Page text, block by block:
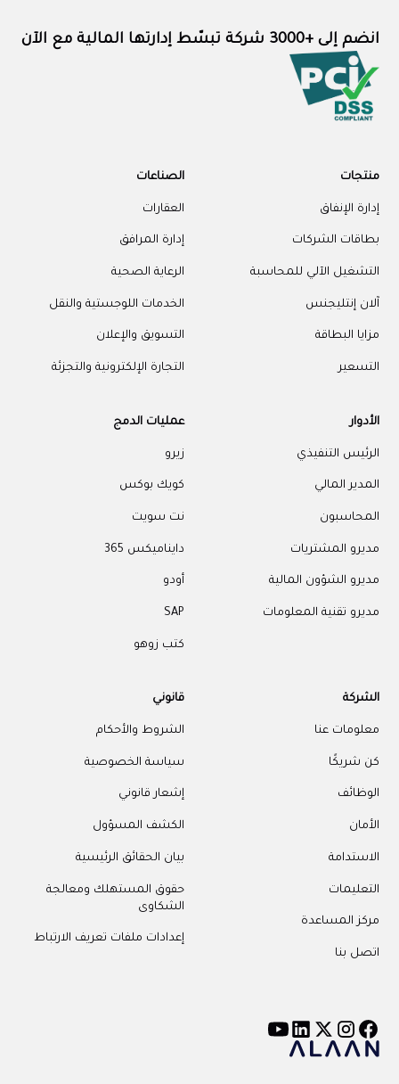
انضم إلى +3000 شركة تبسّط إدارتها المالية مع الآن
منتجات
إدارة الإنفاق
بطاقات الشركات
التشغيل الآلي للمحاسبة
آلان إنتليجنس
مزايا البطاقة
التسعير
الصناعات
العقارات
إدارة المرافق
الرعاية الصحية
الخدمات اللوجستية والنقل
التسويق والإعلان
التجارة الإلكترونية والتجزئة
الأدوار
الرئيس التنفيذي
المدير المالي
المحاسبون
مديرو المشتريات
مديرو الشؤون المالية
مديرو تقنية المعلومات
عمليات الدمج
زيرو
كويك بوكس
نت سويت
دايناميكس 365
أودو
SAP
كتب زوهو
الشركة
معلومات عنا
كن شريكًا
الوظائف
الأمان
الاستدامة
التعليمات
مركز المساعدة
اتصل بنا
قانوني
الشروط والأحكام
سياسة الخصوصية
إشعار قانوني
الكشف المسؤول
بيان الحقائق الرئيسية
حقوق المستهلك ومعالجة
الشكاوى
إعدادات ملفات تعريف الارتباط